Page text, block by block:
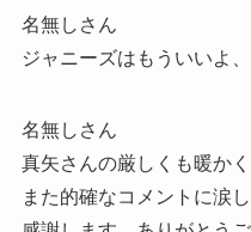
名無しさん
ジャニーズはもういいよ、
名無しさん
真矢さんの厳しくも暖かく
また的確なコメントに涙し